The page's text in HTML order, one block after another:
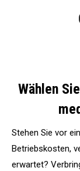
Wählen
Stehen Sie vor
Betriebskosten,
erwartet?